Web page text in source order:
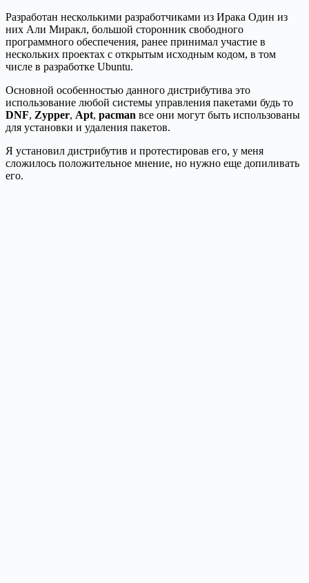
Разработан несколькими разработчиками из Ирака Один из
них Али Миракл, большой сторонник свободного
программного обеспечения, ранее принимал участие в
нескольких проектах с открытым исходным кодом, в том
числе в разработке Ubuntu.
Основной особенностью данного дистрибутива это
использование любой системы управления пакетами будь то
DNF, Zypper, Apt, pacman все они могут быть использованы
для установки и удаления пакетов.
Я установил дистрибутив и протестировав его, у меня
сложилось положительное мнение, но нужно еще допиливать
его.